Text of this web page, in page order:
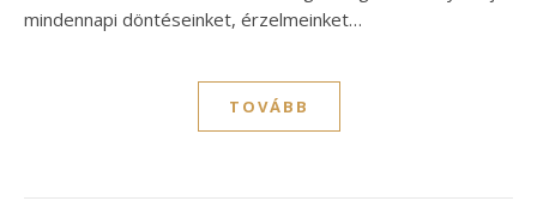
mindennapi döntéseinket, érzelmeinket…
TOVÁBB